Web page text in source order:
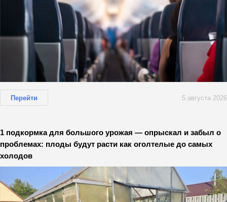
Перейти 5 августа 2026
1 подкормка для большого урожая — опрыскал и забыл о
проблемах: плоды будут расти как оголтелые до самых
холодов